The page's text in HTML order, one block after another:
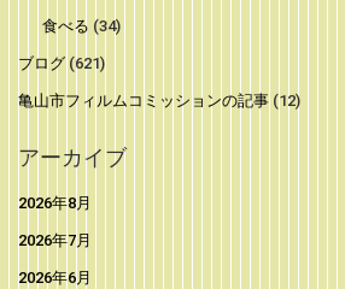
食べる (34)
ブログ (621)
亀山市フィルムコミッションの記事 (12)
アーカイブ
2026年8月
2026年7月
2026年6月